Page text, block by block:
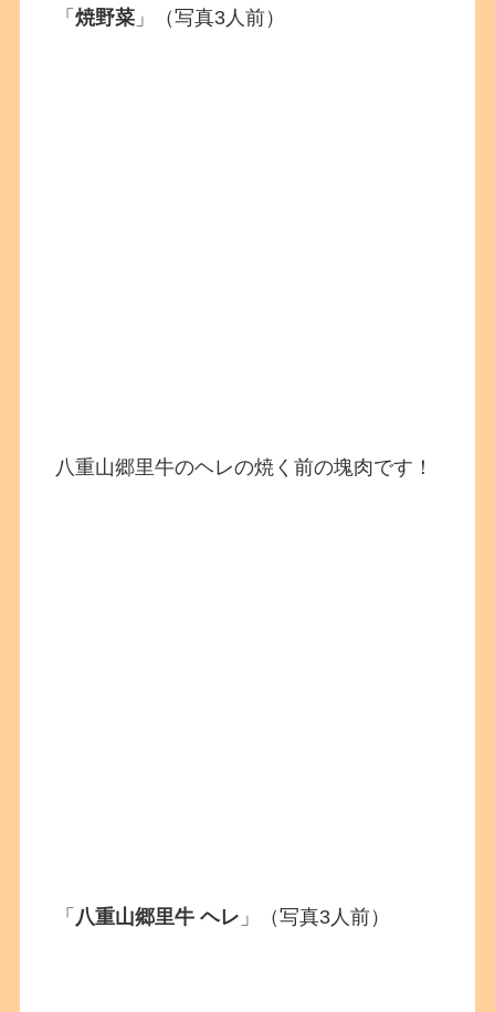
「焼野菜 」（写真3人前）
八重山郷里牛のヘレの焼く前の塊肉です！
「 八重山郷里牛 ヘレ 」（写真3人前）